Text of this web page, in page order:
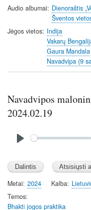
Audio albumai
Dienoraštis
Šventos
Jėgos vietos Indija
Vakarų
Gaura Mandala
Navadvipa (9
Navadvipos
2024.02.19
l
a
y
Metai 2024 Kalba
Temos
Bhakti jogos praktika